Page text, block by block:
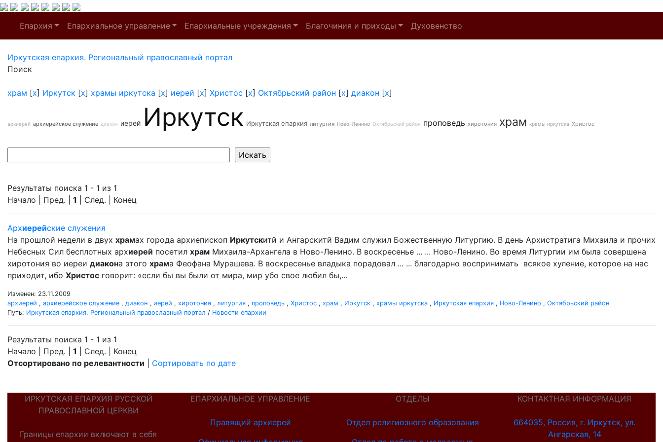
Епархия Епархиальное управление Епархиальные учреждения Благочиния и приходы Духовенство
Иркутская епархия. Региональный православный портал
Поиск
храм [x] Иркутск [x] храмы иркутска [x] иерей [x] Христос [x] Октябрьский район [x] диакон [x]
архиерей архиерейское служение диакон иерей Иркутск Иркутская епархия литургия Ново-Ленино Октябрьский район проповедь хиротония храм храмы иркутска Христос
Результаты поиска 1 - 1 из 1
Начало | Пред. | 1 | След. | Конец
Архиерейские служения
На прошлой недели в двух храмах города архиепископ Иркутскитй и Ангарскитй Вадим служил Божественную Литургию. В день Архистратига Михаила и прочих
Небесных Сил бесплотных архиерей посетил храм Михаила-Архангела в Ново-Ленино. В воскресенье ... ... Ново-Ленино. Во время Литургии им была совершена
хиротония во иереи диакона этого храма Феофана Мурашева. В воскресенье владыка порадовал ... ... благодарно воспринимать всякое хуление, которое на нас
приходит, ибо Христос говорит: «если бы вы были от мира, мир убо свое любил бы,...
Изменен: 23.11.2009
архиерей , архиерейское служение , диакон , иерей , хиротония , литургия , проповедь , Христос , храм , Иркутск , храмы иркутска , Иркутская епархия , Ново-Ленино , Октябрьский район
Путь: Иркутская епархия. Региональный православный портал / Новости епархии
Результаты поиска 1 - 1 из 1
Начало | Пред. | 1 | След. | Конец
Отсортировано по релевантности
Сортировать по дате
ИРКУТСКАЯ ЕПАРХИЯ РУССКОЙ
ПРАВОСЛАВНОЙ ЦЕРКВИ
Границы епархии включают в себя
ЕПАРХИАЛЬНОЕ УПРАВЛЕНИЕ
Правящий архиерей
ОТДЕЛЫ
Отдел религиозного образования
КОНТАКТНАЯ ИНФОРМАЦИЯ
664035, Россия, г. Иркутск, ул.
Ангарская, 14